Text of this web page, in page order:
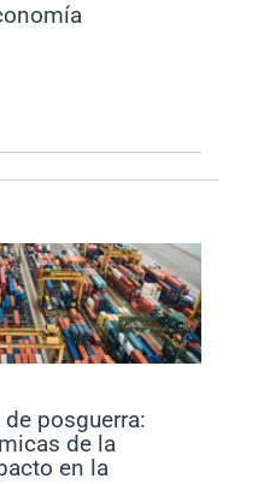
posguerra:
de la
en la